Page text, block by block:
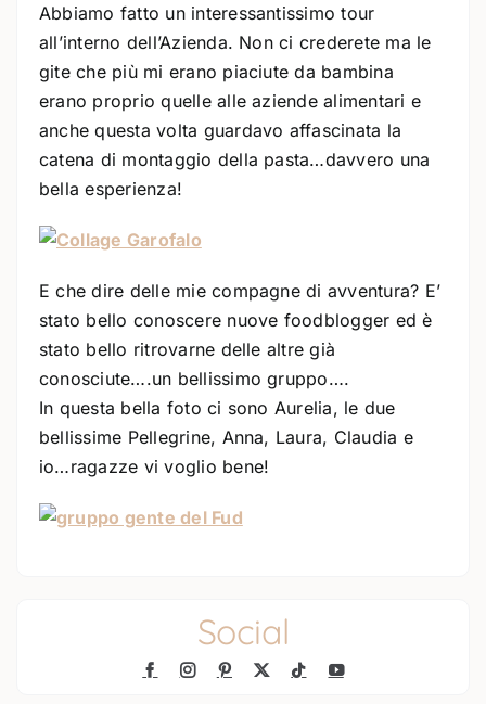
Abbiamo fatto un interessantissimo tour
all’interno dell’Azienda. Non ci crederete ma le
gite che più mi erano piaciute da bambina
erano proprio quelle alle aziende alimentari e
anche questa volta guardavo affascinata la
catena di montaggio della pasta…davvero una
bella esperienza!
E che dire delle mie compagne di avventura? E’
stato bello conoscere nuove foodblogger ed è
stato bello ritrovarne delle altre già
conosciute….un bellissimo gruppo….
In questa bella foto ci sono Aurelia, le due
bellissime Pellegrine, Anna, Laura, Claudia e
io…ragazze vi voglio bene!
Social